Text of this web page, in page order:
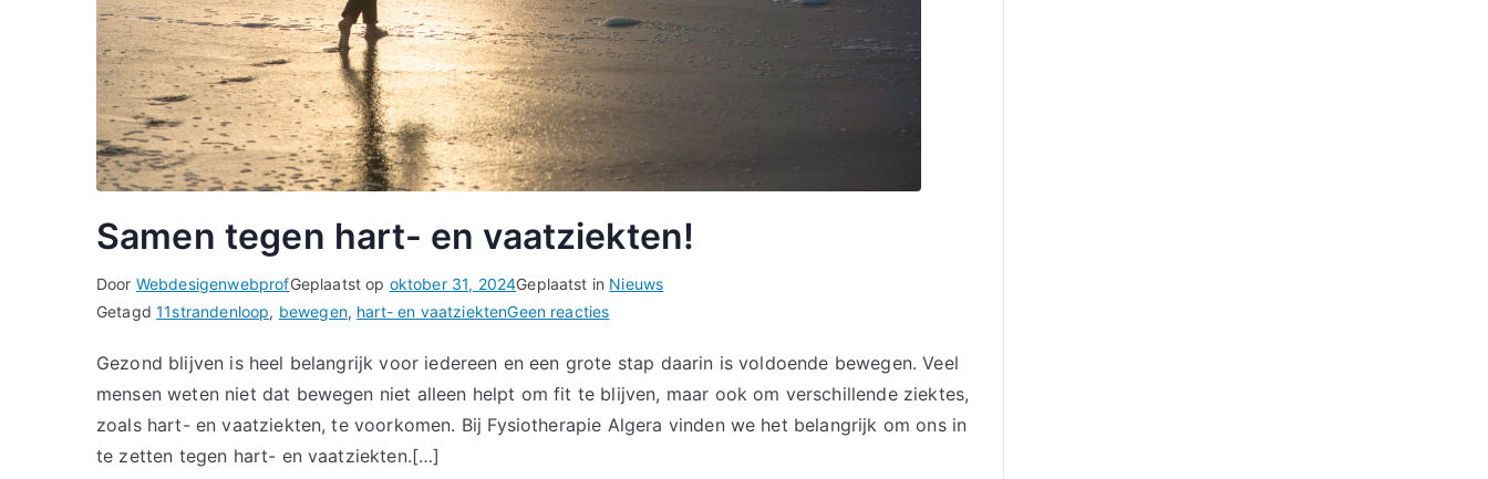
Samen tegen hart- en vaatziekten!
Door WebdesigenwebprofGeplaatst op oktober 31, 2024Geplaatst in Nieuws
Getagd11strandenloop, bewegen, hart- en vaatziektenGeen reactiesop
tegen
hart-
en
Gezond blijven is heel belangrijk voor iedereen en een grote stap daarin is voldoende bewegen. Veel
mensen weten niet dat bewegen niet alleen helpt om fit te blijven, maar ook om verschillende ziektes,
zoals hart- en vaatziekten, te voorkomen. Bij Fysiotherapie Algera vinden we het belangrijk om ons in
te zetten tegen hart- en vaatziekten.[…]